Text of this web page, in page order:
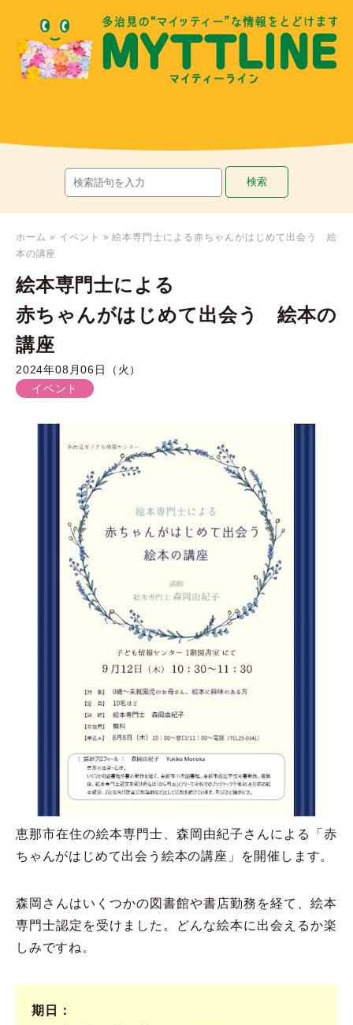
ホーム » イベント »絵本専門士による赤ちゃんがはじめて出会う 絵
本の講座
絵本専門士による
赤ちゃんがはじめて出会う 絵本の
講座
2024年08月06日（火）
イベント
恵那市在住の絵本専門士、森岡由紀子さんによる「赤
ちゃんがはじめて出会う絵本の講座」を開催します。
森岡さんはいくつかの図書館や書店勤務を経て、絵本
専門士認定を受けました。どんな絵本に出会えるか楽
しみですね。
期日